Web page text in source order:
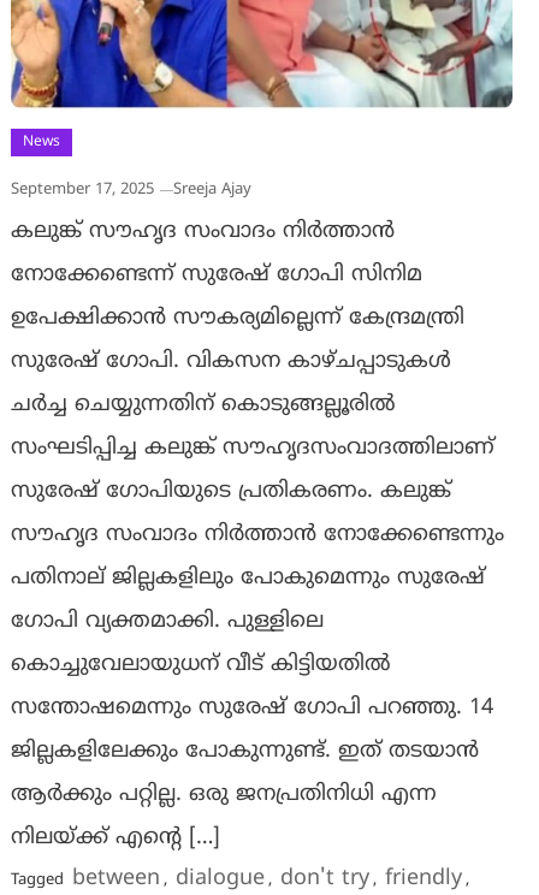
News
September 17, 2025 Sreeja Ajay
കലുങ്ക് സൗഹൃദ സംവാദം നിര്‍ത്താന്‍
നോക്കേണ്ടെന്ന് സുരേഷ് ഗോപി സിനിമ
ഉപേക്ഷിക്കാന്‍ സൗകര്യമില്ലെന്ന് കേന്ദ്രമന്ത്രി
സുരേഷ് ഗോപി. വികസന കാഴ്ചപ്പാടുകള്‍
ചര്‍ച്ച ചെയ്യുന്നതിന് കൊടുങ്ങല്ലൂരില്‍
സംഘടിപ്പിച്ച കലുങ്ക് സൗഹൃദസംവാദത്തിലാണ്
സുരേഷ് ഗോപിയുടെ പ്രതികരണം. കലുങ്ക്
സൗഹൃദ സംവാദം നിര്‍ത്താന്‍ നോക്കേണ്ടെന്നും
പതിനാല് ജില്ലകളിലും പോകുമെന്നും സുരേഷ്
ഗോപി വ്യക്തമാക്കി. പുള്ളിലെ
കൊച്ചുവേലായുധന് വീട് കിട്ടിയതില്‍
സന്തോഷമെന്നും സുരേഷ് ഗോപി പറഞ്ഞു. 14
ജില്ലകളിലേക്കും പോകുന്നുണ്ട്. ഇത് തടയാന്‍
ആര്‍ക്കും പറ്റില്ല. ഒരു ജനപ്രതിനിധി എന്ന
നിലയ്ക്ക് എന്റെ […]
Tagged between , dialogue, don't try, friendly,